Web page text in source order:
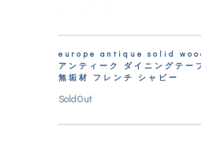
europe antique solid
アンティーク ダイニングテー
無垢材 フレンチ シャビー
SoldOut